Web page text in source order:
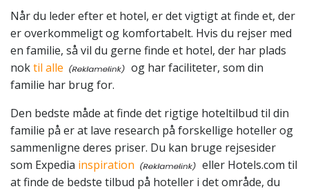
Når du leder efter et hotel, er det vigtigt at finde et, der
er overkommeligt og komfortabelt. Hvis du rejser med
en familie, så vil du gerne finde et hotel, der har plads
noktil alle
og har faciliteter, som din
familie har brug for.
Den bedste måde at finde det rigtige hoteltilbud til din
familie på er at lave research på forskellige hoteller og
sammenligne deres priser. Du kan bruge rejsesider
som Expedia inspiration
eller Hotels.com til
at finde de bedste tilbud på hoteller i det område, du